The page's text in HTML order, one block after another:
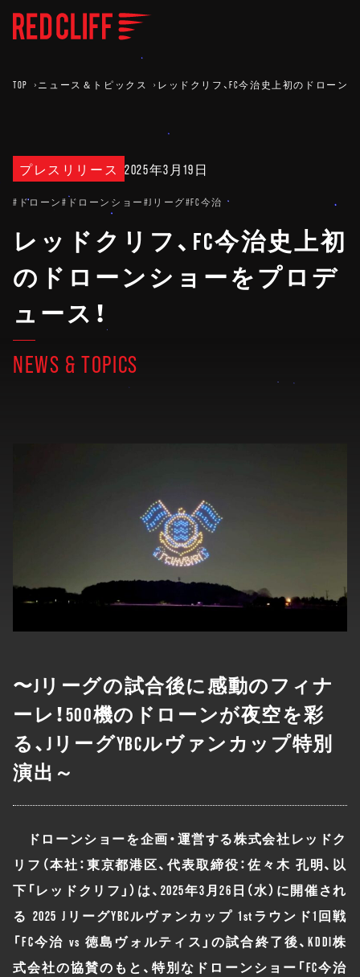
TOP ニュース＆トピックス レッドクリフ、FC今治史上初のドローン
プレスリリース 2025年3月19日
#ドローン#ドローンショー#Jリーグ#FC今治
レッドクリフ、FC今治史上初
のドローンショーをプロデ
ュース！
NEWS & TOPICS
〜Jリーグの試合後に感動のフィナ
ーレ！500機のドローンが夜空を彩
る、JリーグYBCルヴァンカップ特別
演出～
ドローンショーを企画・運営する株式会社レッドク
リフ（本社：東京都港区、代表取締役：佐々木 孔明、以
下「レッドクリフ」）は、2025年3月26日（水）に開催され
る 2025 JリーグYBCルヴァンカップ 1stラウンド1回戦
「FC今治 vs 徳島ヴォルティス」の試合終了後、KDDI株
式会社の協賛のもと、特別なドローンショー「FC今治